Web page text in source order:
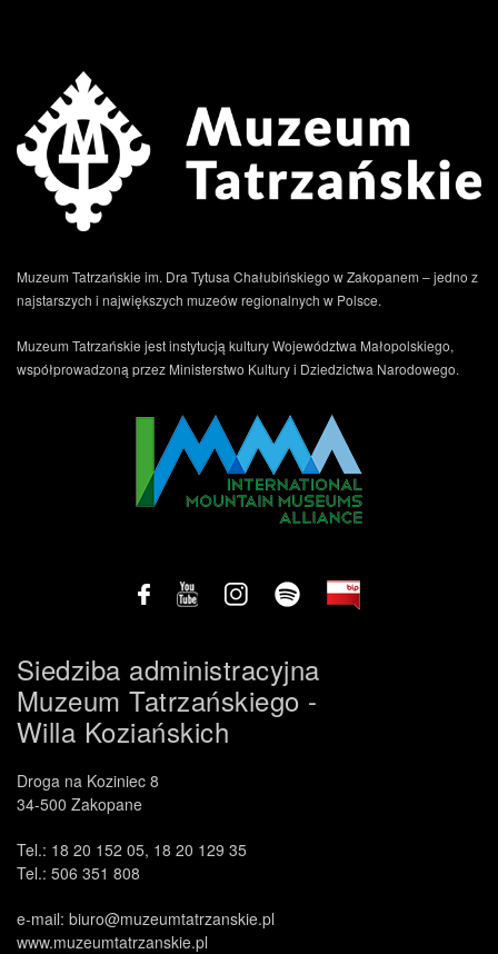
Muzeum Tatrzańskie im. Dra Tytusa Chałubińskiego w Zakopanem – jedno z
najstarszych i największych muzeów regionalnych w Polsce.
Muzeum Tatrzańskie jest instytucją kultury Województwa Małopolskiego,
współprowadzoną przez Ministerstwo Kultury i Dziedzictwa Narodowego.
Siedziba administracyjna
Muzeum Tatrzańskiego -
Willa Koziańskich
Droga na Koziniec 8
34-500 Zakopane
Tel.: 18 20 152 05, 18 20 129 35
Tel.: 506 351 808
e-mail: biuro@muzeumtatrzanskie.pl
www.muzeumtatrzanskie.pl
.